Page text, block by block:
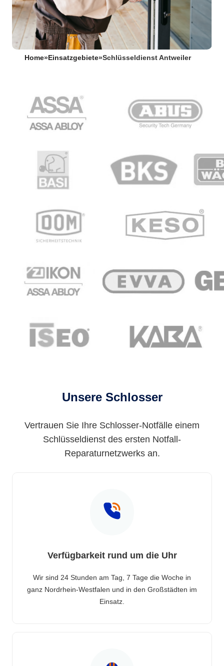
Home» Einsatzgebiete»Schlüsseldienst Antweiler
Unsere Schlosser
Vertrauen Sie Ihre Schlosser-Notfälle einem
Schlüsseldienst des ersten Notfall-
Reparaturnetzwerks an.
Verfügbarkeit rund um die Uhr
Wir sind 24 Stunden am Tag, 7 Tage die Woche in
ganz Nordrhein-Westfalen und in den Großstädten im
Einsatz.